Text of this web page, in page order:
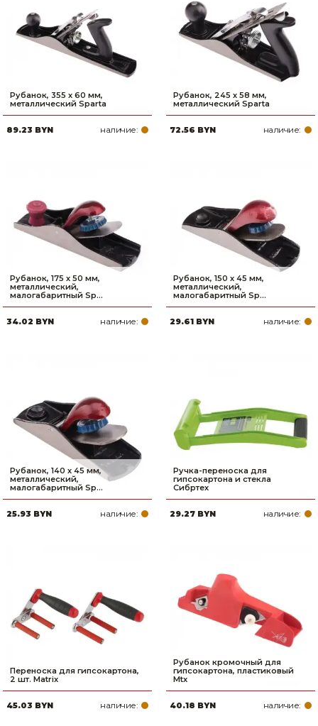
Рубанок, 355 х 60 мм,
металлический Sparta
89.23 BYN наличие:
Рубанок, 245 х 58 мм,
металлический Sparta
72.56 BYN наличие:
Рубанок, 175 х 50 мм,
металлический,
малогабаритный Sp...
34.02 BYN наличие:
Рубанок, 150 х 45 мм,
металлический,
малогабаритный Sp...
29.61 BYN наличие:
Рубанок, 140 х 45 мм,
металлический,
малогабаритный Sp...
25.93 BYN наличие:
Ручка-переноска для
гипсокартона и стекла
Сибртех
29.27 BYN наличие:
Переноска для гипсокартона,
2 шт. Matrix
45.03 BYN наличие:
Рубанок кромочный для
гипсокартона, пластиковый
Mtx
40.18 BYN наличие: